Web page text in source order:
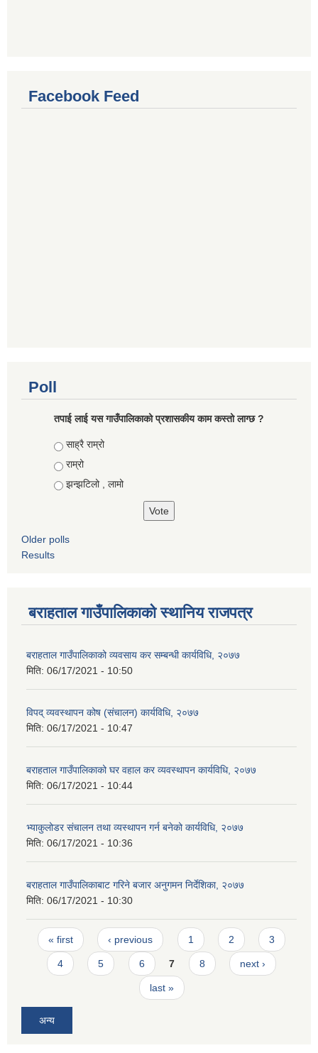
Facebook Feed
Poll
तपाई लाई यस गाउँपालिकाको प्रशासकीय काम कस्तो लाग्छ ?
Choices
साह्रै राम्रो
राम्रो
झन्झटिलो , लामो
Older polls
Results
बराहताल गाउँपालिकाको स्थानिय राजपत्र
बराहताल गाउँपालिकाको व्यवसाय कर सम्बन्धी कार्यविधि, २०७७
मिति: 06/17/2021 - 10:50
विपद् व्यवस्थापन कोष (संचालन) कार्यविधि, २०७७
मिति: 06/17/2021 - 10:47
बराहताल गाउँपालिकाको घर वहाल कर व्यवस्थापन कार्यविधि, २०७७
मिति: 06/17/2021 - 10:44
भ्याकुलोडर संचालन तथा व्यस्थापन गर्न बनेको कार्यविधि, २०७७
मिति: 06/17/2021 - 10:36
बराहताल गाउँपालिकाबाट गरिने बजार अनुगमन निर्देशिका, २०७७
मिति: 06/17/2021 - 10:30
Pages
« first ‹ previous 1 2 3
4 5 6 7 8 next ›
last »
अन्य